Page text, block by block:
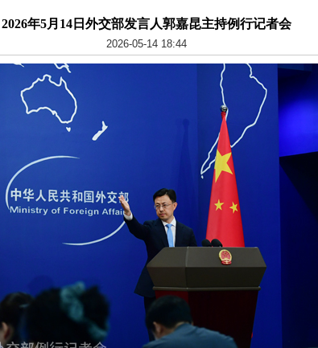
2026年5月14日外交部发言人郭嘉昆主持例行记者会
2026-05-14 18:44